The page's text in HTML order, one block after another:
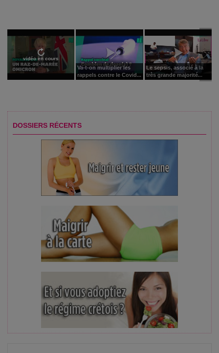
vidéo en cours
Va-t-on multiplier les
rappels contre le Covid...
Le sepsis, associé à la
très grande majorité...
DOSSIERS RÉCENTS